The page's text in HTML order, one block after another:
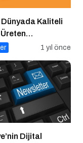
Kaliteli
Neden1 yıl önce
Dijital